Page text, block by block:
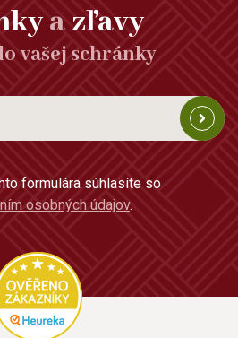
azľavy
vašej schránky
formulára súhlasíte so
osobných údajov.